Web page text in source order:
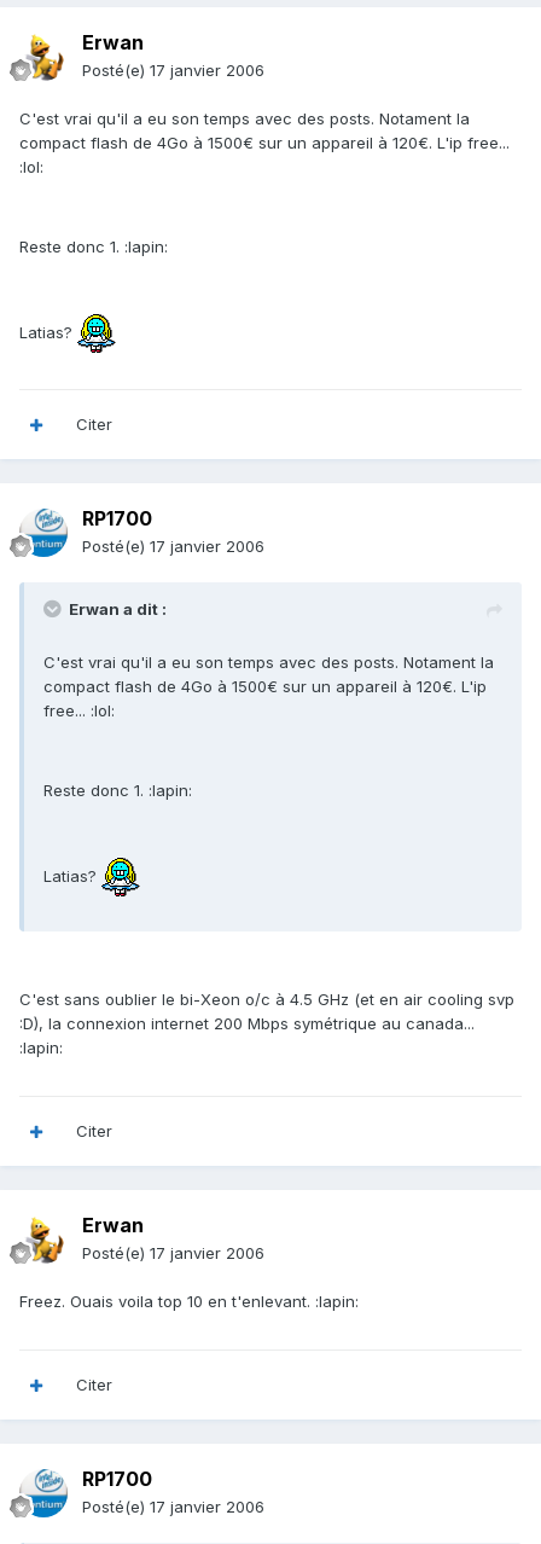
Erwan
Posté(e) 17 janvier 2006
C'est vrai qu'il a eu son temps avec des posts. Notament la
compact flash de 4Go à 1500€ sur un appareil à 120€. L'ip free...
:lol:
Reste donc 1. :lapin:
Latias?
Citer
RP1700
Posté(e) 17 janvier 2006
Erwan a dit :
C'est vrai qu'il a eu son temps avec des posts. Notament la
compact flash de 4Go à 1500€ sur un appareil à 120€. L'ip
free... :lol:
Reste donc 1. :lapin:
Latias?
C'est sans oublier le bi-Xeon o/c à 4.5 GHz (et en air cooling svp
:D), la connexion internet 200 Mbps symétrique au canada...
:lapin:
Citer
Erwan
Posté(e) 17 janvier 2006
Freez. Ouais voila top 10 en t'enlevant. :lapin:
Citer
RP1700
Posté(e) 17 janvier 2006